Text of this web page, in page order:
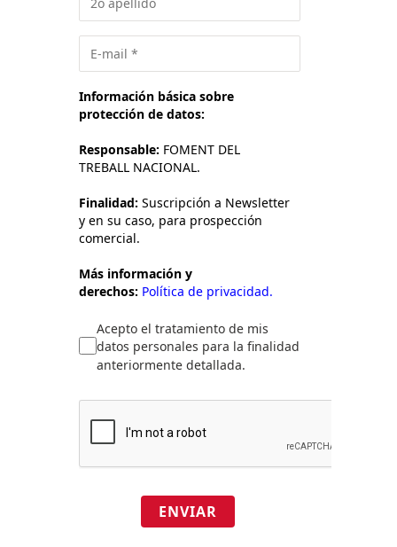
Información básica sobre
protección de datos:
Responsable: FOMENT DEL
TREBALL NACIONAL.
Finalidad: Suscripción a Newsletter
y en su caso, para prospección
comercial.
Más información y
derechos: Política de privacidad.
Acepto el tratamiento de mis
datos personales para la finalidad
anteriormente detallada.
ENVIAR